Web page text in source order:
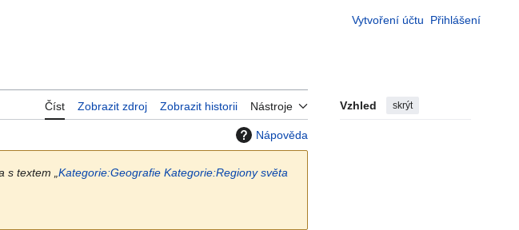
Vytvoření účtu Přihlášení
Číst Zobrazit zdroj Zobrazit historii Nástroje Vzhled skrýt
Nápověda
textem „ Kategorie:Geografie Kategorie:Regiony světa